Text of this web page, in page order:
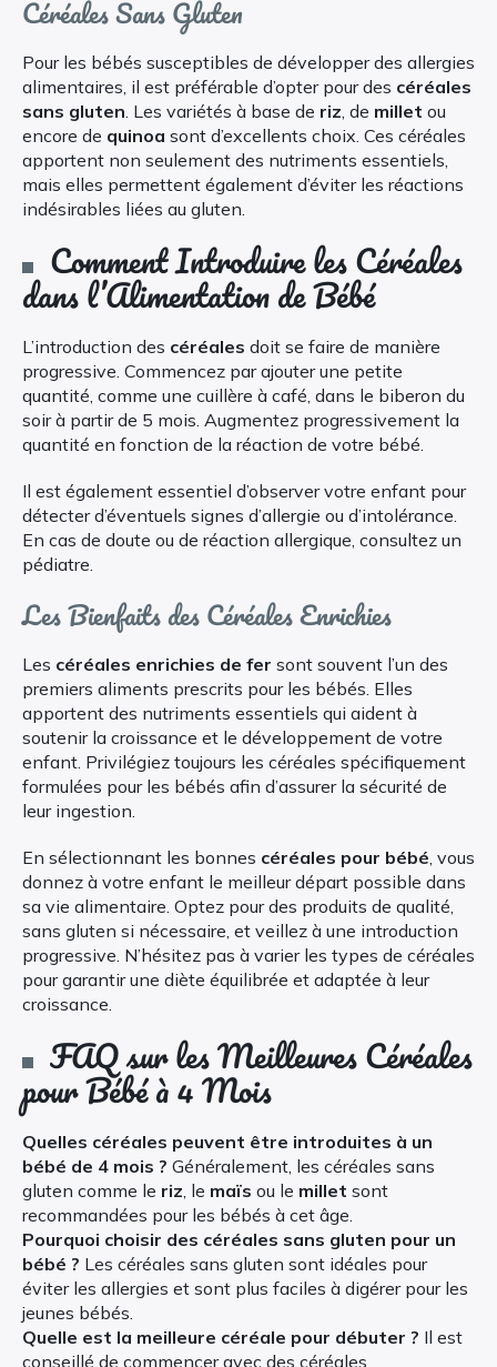
Céréales Sans Gluten
Pour les bébés susceptibles de développer des allergies
alimentaires, il est préférable d’opter pour des céréales
sans gluten . Les variétés à base de riz , de millet ou
encore de quinoa sont d’excellents choix. Ces céréales
apportent non seulement des nutriments essentiels,
mais elles permettent également d’éviter les réactions
indésirables liées au gluten.
Comment Introduire les Céréales
dans l’Alimentation de Bébé
L’introduction des céréales doit se faire de manière
progressive. Commencez par ajouter une petite
quantité, comme une cuillère à café, dans le biberon du
soir à partir de 5 mois. Augmentez progressivement la
quantité en fonction de la réaction de votre bébé.
Il est également essentiel d’observer votre enfant pour
détecter d’éventuels signes d’allergie ou d’intolérance.
En cas de doute ou de réaction allergique, consultez un
pédiatre.
Les Bienfaits des Céréales Enrichies
Les céréales enrichies de fer sont souvent l’un des
premiers aliments prescrits pour les bébés. Elles
apportent des nutriments essentiels qui aident à
soutenir la croissance et le développement de votre
enfant. Privilégiez toujours les céréales spécifiquement
formulées pour les bébés afin d’assurer la sécurité de
leur ingestion.
En sélectionnant les bonnes céréales pour bébé , vous
donnez à votre enfant le meilleur départ possible dans
sa vie alimentaire. Optez pour des produits de qualité,
sans gluten si nécessaire, et veillez à une introduction
progressive. N’hésitez pas à varier les types de céréales
pour garantir une diète équilibrée et adaptée à leur
croissance.
FAQ sur les Meilleures Céréales
pour Bébé à 4 Mois
Quelles céréales peuvent être introduites à un
bébé de 4 mois ? Généralement, les céréales sans
gluten comme le riz , le maïs ou le millet sont
recommandées pour les bébés à cet âge.
Pourquoi choisir des céréales sans gluten pour un
bébé ? Les céréales sans gluten sont idéales pour
éviter les allergies et sont plus faciles à digérer pour les
jeunes bébés.
Quelle est la meilleure céréale pour débuter ? Il est
conseillé de commencer avec des céréales